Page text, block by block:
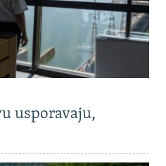
usporavaju,